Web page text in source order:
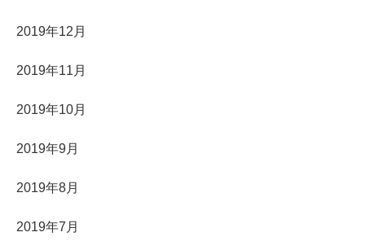
2019年12月
2019年11月
2019年10月
2019年9月
2019年8月
2019年7月